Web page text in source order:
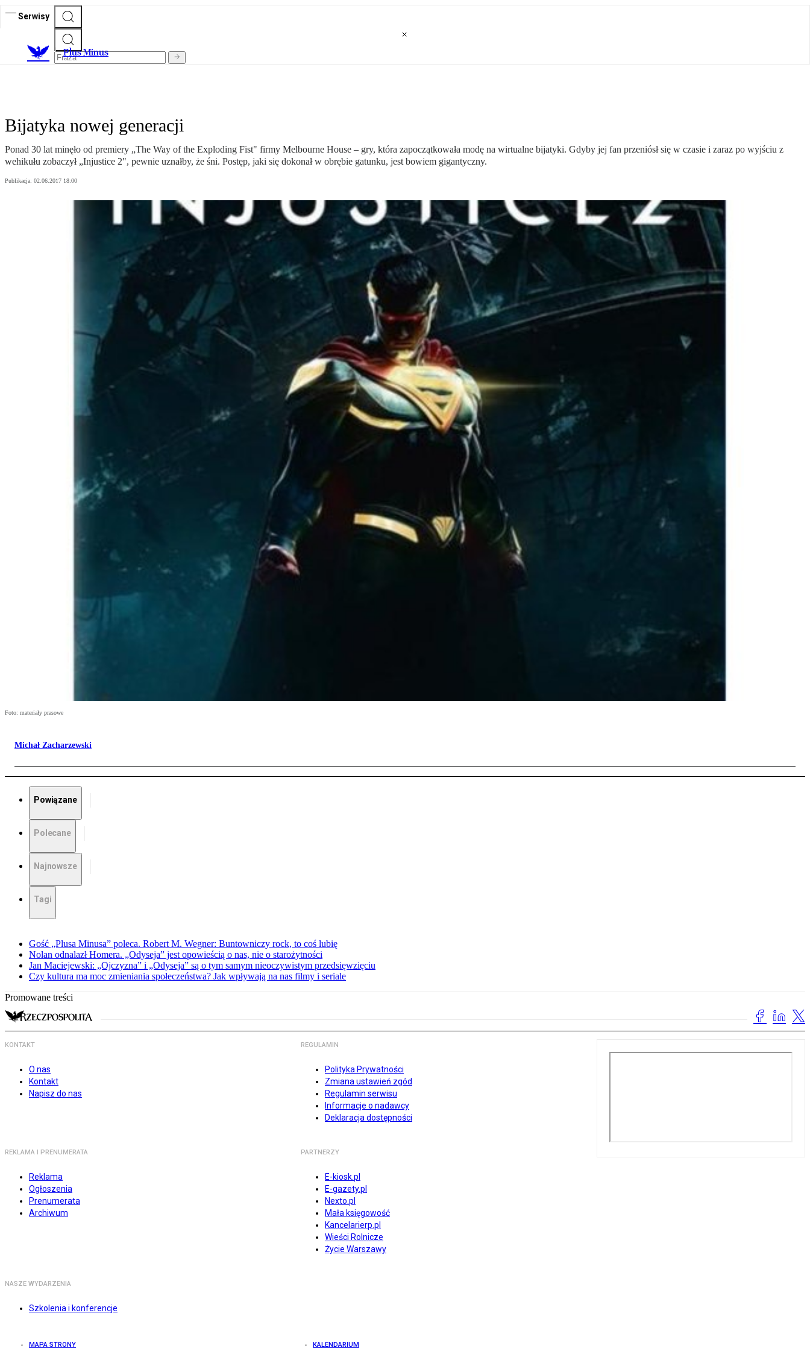
Serwisy
Plus Minus
Bijatyka nowej generacji
Ponad 30 lat minęło od premiery „The Way of the Exploding Fist" firmy Melbourne House – gry, która zapoczątkowała modę na wirtualne bijatyki. Gdyby jej fan przeniósł się w czasie i zaraz po wyjściu z
wehikułu zobaczył „Injustice 2", pewnie uznałby, że śni. Postęp, jaki się dokonał w obrębie gatunku, jest bowiem gigantyczny.
Publikacja: 02.06.2017 18:00
Foto: materiały prasowe
Michał Zacharzewski
Powiązane
Polecane
Najnowsze
Tagi
Gość „Plusa Minusa” poleca. Robert M. Wegner: Buntowniczy rock, to coś lubię
Nolan odnalazł Homera. „Odyseja” jest opowieścią o nas, nie o starożytności
Jan Maciejewski: „Ojczyzna” i „Odyseja” są o tym samym nieoczywistym przedsięwzięciu
Czy kultura ma moc zmieniania społeczeństwa? Jak wpływają na nas filmy i seriale
Promowane treści
KONTAKT
O nas
Kontakt
Napisz do nas
REGULAMIN
Polityka Prywatności
Zmiana ustawień zgód
Regulamin serwisu
Informacje o nadawcy
Deklaracja dostępności
REKLAMA I PRENUMERATA
Reklama
Ogłoszenia
Prenumerata
Archiwum
PARTNERZY
E-kiosk.pl
E-gazety.pl
Nexto.pl
Mała księgowość
Kancelarierp.pl
Wieści Rolnicze
Życie Warszawy
NASZE WYDARZENIA
Szkolenia i konferencje
MAPA STRONY KALENDARIUM